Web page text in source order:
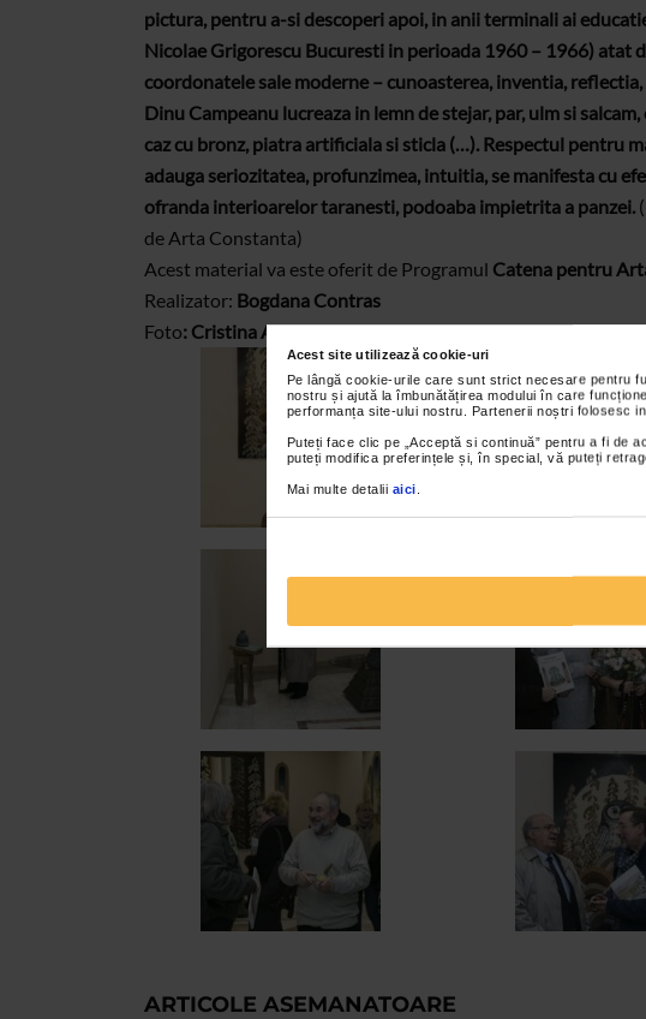
Acest site utilizează cookie-uri
Pe lângă cookie-urile care sunt strict necesare pentru
nostru și ajută la îmbunătățirea modului în care
performanța site-ului nostru. Partenerii noștri folosesc
Puteți face clic pe „Acceptă si continuă” pentru a fi de
puteți modifica preferințele și, în special, vă puteți
Mai multe detalii aici
pictura, pentru a-si descoperi apoi, in anii terminali ai
Nicolae Grigorescu Bucuresti in perioada 1960 – 1966) atat
coordonatele sale moderne – cunoasterea, inventia,
Dinu Campeanu lucreaza in lemn de stejar, par, ulm si
caz cu bronz, piatra artificiala si sticla (…). Respectul pentru
adauga seriozitatea, profunzimea, intuitia, se manifesta cu
ofranda interioarelor taranesti, podoaba impietrita a panzei.
de Arta Constanta)
Acest material va este oferit de Programul Catena pentru
Realizator: Bogdana Contras
Foto: Cristina Ardelean
ARTICOLE ASEMANATOARE